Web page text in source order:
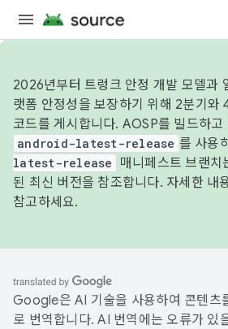
2026년부터 트렁크 안정 개발 모델과
랫폼 안정성을 보장하기 위해 2분기와
코드를 게시합니다. AOSP를 빌드하고
android-latest-release 를 사용
latest-release
매니페스트 브랜치
된 최신 버전을 참조합니다. 자세한 내
참고하세요.
Google은 AI 기술을 사용하여 콘텐츠
로 번역합니다. AI 번역에는 오류가 있